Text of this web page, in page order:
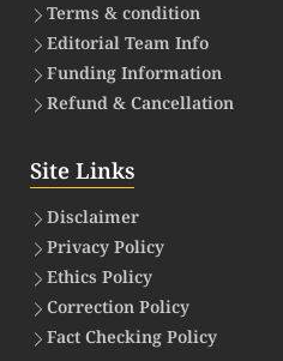
Terms & condition
Editorial Team Info
Funding Information
Refund & Cancellation
Site Links
Disclaimer
Privacy Policy
Ethics Policy
Correction Policy
Fact Checking Policy